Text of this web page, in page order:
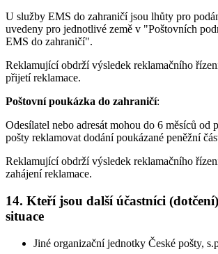
U služby EMS do zahraničí jsou lhůty pro
uvedeny pro jednotlivé země v "Poštovních
EMS do zahraničí".
Reklamující obdrží výsledek reklamačního
přijetí reklamace.
Poštovní poukázka do zahraničí:
Odesílatel nebo adresát mohou do 6 měsíců od
pošty reklamovat dodání poukázané peněžní
Reklamující obdrží výsledek reklamačního
zahájení reklamace.
14. Kteří jsou další účastníci
situace
Jiné organizační jednotky České pošty,